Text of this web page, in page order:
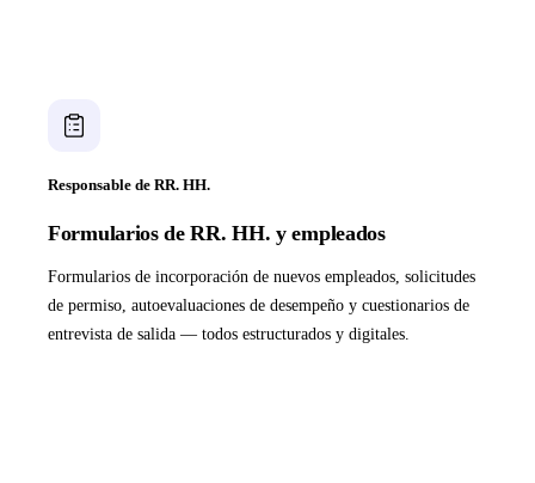
Responsable de RR. HH.
Formularios de RR. HH. y empleados
Formularios de incorporación de nuevos empleados, solicitudes
de permiso, autoevaluaciones de desempeño y cuestionarios de
entrevista de salida — todos estructurados y digitales.